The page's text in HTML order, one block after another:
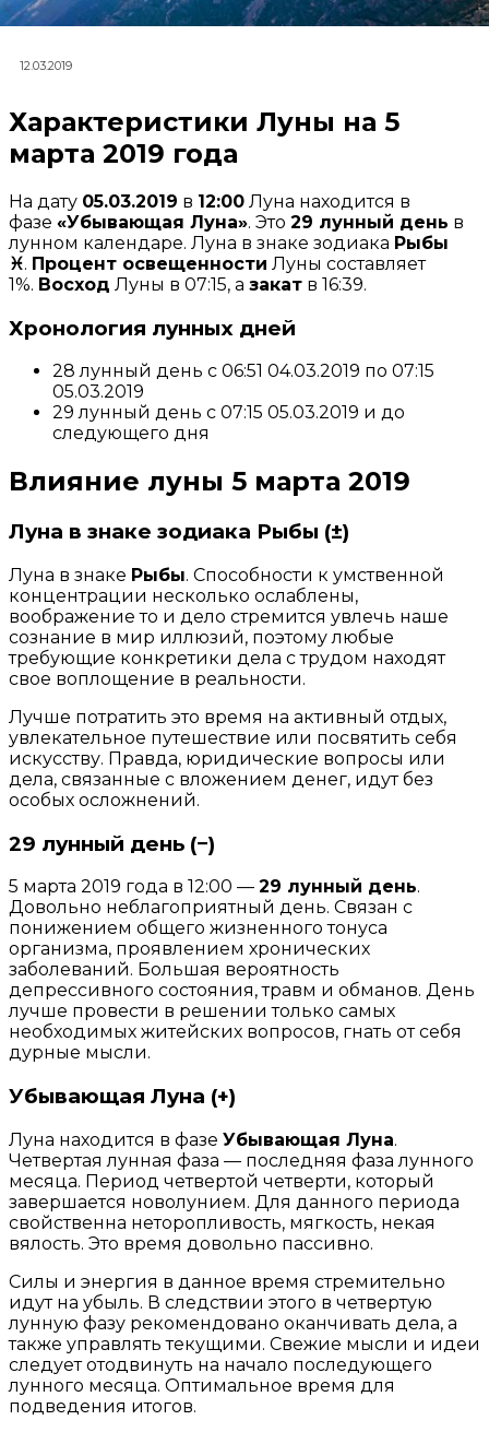
12.03.2019
Характеристики Луны на 5
марта 2019 года
На дату 05.03.2019 в 12:00 Луна находится в
фазе «Убывающая Луна». Это 29 лунный день в
лунном календаре. Луна в знаке зодиака Рыбы
♓. Процент освещенности Луны составляет
1%. Восход Луны в 07:15, а закат в 16:39.
Хронология лунных дней
28 лунный день c 06:51 04.03.2019 по 07:15
05.03.2019
29 лунный день c 07:15 05.03.2019 и до
следующего дня
Влияние луны 5 марта 2019
Луна в знаке зодиака Рыбы (±)
Луна в знаке Рыбы. Способности к умственной
концентрации несколько ослаблены,
воображение то и дело стремится увлечь наше
сознание в мир иллюзий, поэтому любые
требующие конкретики дела с трудом находят
свое воплощение в реальности.
Лучше потратить это время на активный отдых,
увлекательное путешествие или посвятить себя
искусству. Правда, юридические вопросы или
дела, связанные с вложением денег, идут без
особых осложнений.
29 лунный день (−)
5 марта 2019 года в 12:00 — 29 лунный день.
Довольно неблагоприятный день. Связан с
понижением общего жизненного тонуса
организма, проявлением хронических
заболеваний. Большая вероятность
депрессивного состояния, травм и обманов. День
лучше провести в решении только самых
необходимых житейских вопросов, гнать от себя
дурные мысли.
Убывающая Луна (+)
Луна находится в фазе Убывающая Луна.
Четвертая лунная фаза — последняя фаза лунного
месяца. Период четвертой четверти, который
завершается новолунием. Для данного периода
свойственна неторопливость, мягкость, некая
вялость. Это время довольно пассивно.
Силы и энергия в данное время стремительно
идут на убыль. В следствии этого в четвертую
лунную фазу рекомендовано оканчивать дела, а
также управлять текущими. Свежие мысли и идеи
следует отодвинуть на начало последующего
лунного месяца. Оптимальное время для
подведения итогов.